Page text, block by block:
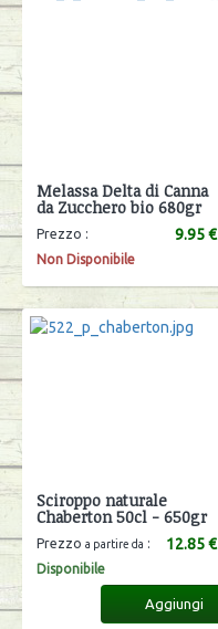
Melassa Delta di Canna
da Zucchero bio 680gr
Prezzo : 9.95 €
Non Disponibile
Sciroppo naturale
Chaberton 50cl - 650gr
Prezzo a partire da : 12.85 €
Disponibile
Aggiungi